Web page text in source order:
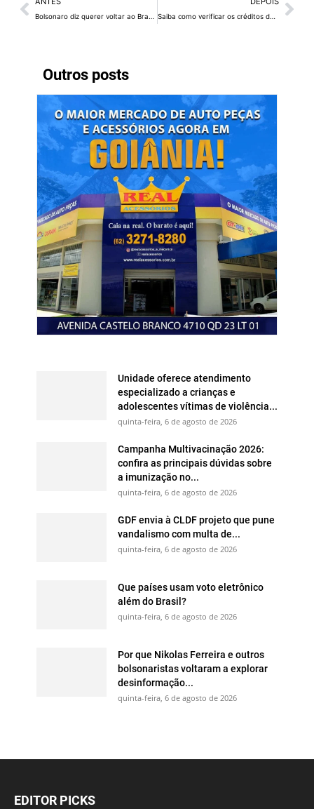
Outros posts
Unidade oferece atendimento
especializado a crianças e
adolescentes vítimas de violência...
quinta-feira, 6 de agosto de 2026
Campanha Multivacinação 2026:
confira as principais dúvidas sobre
a imunização no...
quinta-feira, 6 de agosto de 2026
GDF envia à CLDF projeto que pune
vandalismo com multa de...
quinta-feira, 6 de agosto de 2026
Que países usam voto eletrônico
além do Brasil?
quinta-feira, 6 de agosto de 2026
Por que Nikolas Ferreira e outros
bolsonaristas voltaram a explorar
desinformação...
quinta-feira, 6 de agosto de 2026
Saiba como verificar os créditos do cartão de transporte do DF
EDITOR PICKS